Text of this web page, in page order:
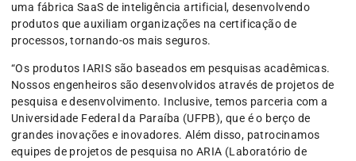
uma fábrica SaaS de inteligência artificial, desenvolvendo
produtos que auxiliam organizações na certificação de
processos, tornando-os mais seguros.
“Os produtos IARIS são baseados em pesquisas acadêmicas.
Nossos engenheiros são desenvolvidos através de projetos de
pesquisa e desenvolvimento. Inclusive, temos parceria com a
Universidade Federal da Paraíba (UFPB), que é o berço de
grandes inovações e inovadores. Além disso, patrocinamos
equipes de projetos de pesquisa no ARIA (Laboratório de